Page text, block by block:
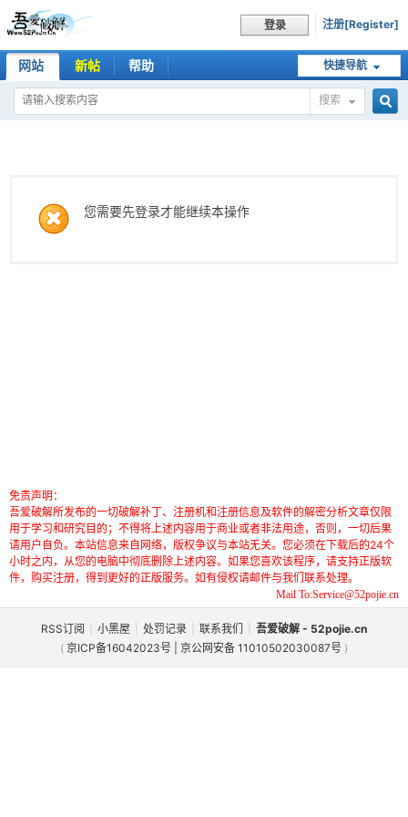
登录 注册[Register]
快捷导航
网站 新帖 帮助
搜索
您需要先登录才能继续本操作
免责声明：
吾爱破解所发布的一切破解补丁、注册机和注册信息及软件的解密分析文章仅限
用于学习和研究目的；不得将上述内容用于商业或者非法用途，否则，一切后果
请用户自负。本站信息来自网络，版权争议与本站无关。您必须在下载后的24个
小时之内，从您的电脑中彻底删除上述内容。如果您喜欢该程序，请支持正版软
件，购买注册，得到更好的正版服务。如有侵权请邮件与我们联系处理。
Mail To:Service@52pojie.cn
RSS订阅 小黑屋 处罚记录 联系我们
吾爱破解 - 52pojie.cn
( 京ICP备16042023号 | 京公网安备 11010502030087号 )